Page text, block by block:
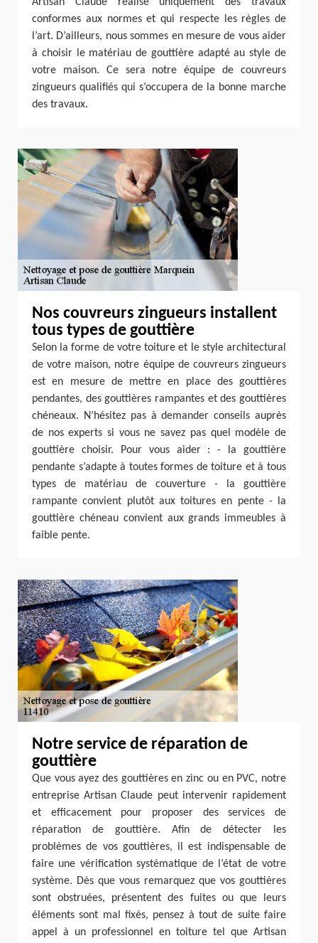
conformes aux normes et qui respecte les règles de
l’art. D’ailleurs, nous sommes en mesure de vous aider
à choisir le matériau de gouttière adapté au style de
votre maison. Ce sera notre équipe de couvreurs
zingueurs qualifiés qui s’occupera de la bonne marche
des travaux.
Nos couvreurs zingueurs installent
tous types de gouttière
Selon la forme de votre toiture et le style architectural
de votre maison, notre équipe de couvreurs zingueurs
est en mesure de mettre en place des gouttières
pendantes, des gouttières rampantes et des gouttières
chéneaux. N’hésitez pas à demander conseils auprès
de nos experts si vous ne savez pas quel modèle de
gouttière choisir. Pour vous aider : - la gouttière
pendante s’adapte à toutes formes de toiture et à tous
types de matériau de couverture - la gouttière
rampante convient plutôt aux toitures en pente - la
gouttière chéneau convient aux grands immeubles à
faible pente.
Notre service de réparation de
gouttière
Que vous ayez des gouttières en zinc ou en PVC, notre
entreprise Artisan Claude peut intervenir rapidement
et efficacement pour proposer des services de
réparation de gouttière. Afin de détecter les
problèmes de vos gouttières, il est indispensable de
faire une vérification systématique de l’état de votre
système. Dès que vous remarquez que vos gouttières
sont obstruées, présentent des fuites ou que leurs
éléments sont mal fixés, pensez à tout de suite faire
appel à un professionnel en toiture tel que Artisan